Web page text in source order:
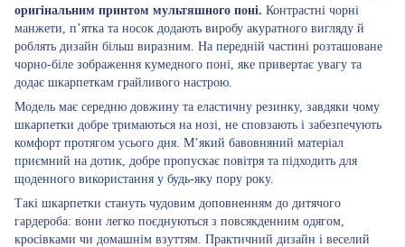
оригінальним принтом мультяшного поні. Контрастні чорні
манжети, п’ятка та носок додають виробу акуратного вигляду й
роблять дизайн більш виразним. На передній частині розташоване
чорно-біле зображення кумедного поні, яке привертає увагу та
додає шкарпеткам грайливого настрою.
Модель має середню довжину та еластичну резинку, завдяки чому
шкарпетки добре тримаються на нозі, не сповзають і забезпечують
комфорт протягом усього дня. М’який бавовняний матеріал
приємний на дотик, добре пропускає повітря та підходить для
щоденного використання у будь-яку пору року.
Такі шкарпетки стануть чудовим доповненням до дитячого
гардероба: вони легко поєднуються з повсякденним одягом,
кросівками чи домашнім взуттям. Практичний дизайн і веселий